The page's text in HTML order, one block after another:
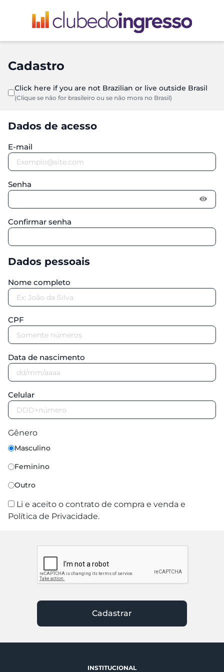
Cadastro
Click here if you are not Brazilian or live outside Brasil
(Clique se não for brasileiro ou se não mora no Brasil)
Dados de acesso
E-mail
Senha
Confirmar senha
Dados pessoais
Nome completo
CPF
Data de nascimento
Celular
Gênero
Masculino
Feminino
Outro
Li e aceito o contrato de compra e venda e
Política de Privacidade.
Cadastrar
INSTITUCIONAL